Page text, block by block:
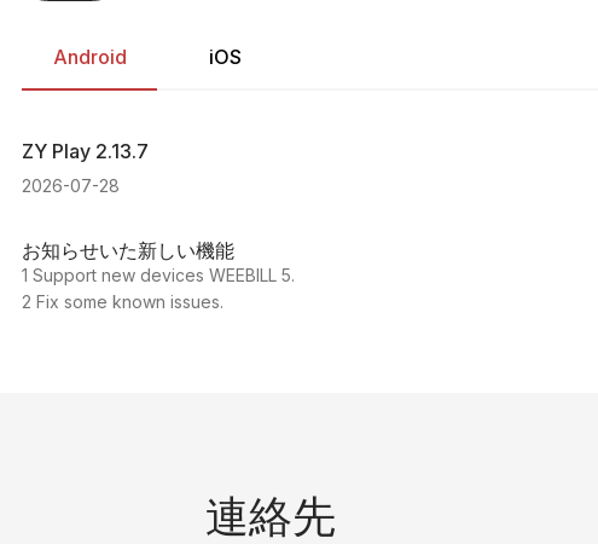
Android iOS
ZY Play 2.13.7
2026-07-28
お知らせいた新しい機能
1 Support new devices WEEBILL 5.
2 Fix some known issues.
連絡先